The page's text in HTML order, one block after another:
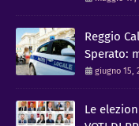
Reggio
Sperato:
giugno 15,
Le